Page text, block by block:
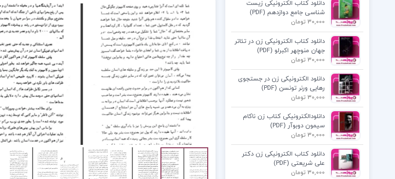
دانلود کتاب الکترونیکی زیست
شناسی جامع دوازدهم (PDF)
30,000 تومان
دانلود کتاب الکترونیکی زن در تئاتر
جهان منوچهر اکبرلو (PDF)
30,000 تومان
دانلود الکترونیکی زن در جستجوی
رهایی ورنر تونسن (PDF)
30,000 تومان
دانلودالکترونیکی کتاب زن ناکام
سیمون دوبوآر (PDF)
30,000 تومان
دانلود کتاب الکترونیکی زن دکتر
علی شریعتی (PDF)
30,000 تومان